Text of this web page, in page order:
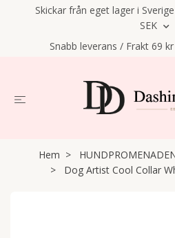
Skickar från eget lager i
SEK
Snabb leverans / Frakt 69
Hem
Dog Artist Cool Collar